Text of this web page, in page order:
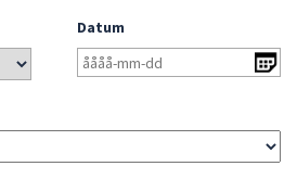
enter
något
Datum